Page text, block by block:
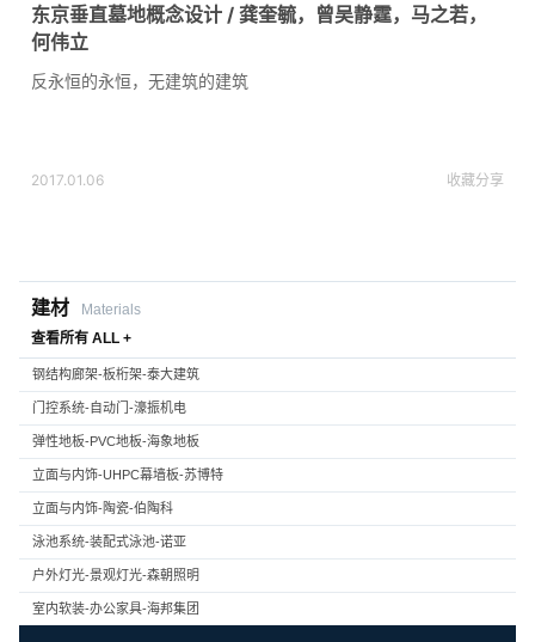
东京垂直墓地概念设计 / 龚奎毓，曾吴静霆，马之若，
何伟立
反永恒的永恒，无建筑的建筑
2017.01.06 收藏分享
建材
Materials
查看所有 ALL +
钢结构廊架-板桁架-泰大建筑
门控系统-自动门-濠振机电
弹性地板-PVC地板-海象地板
立面与内饰-UHPC幕墙板-苏博特
立面与内饰-陶瓷-伯陶科
泳池系统-装配式泳池-诺亚
户外灯光-景观灯光-森朝照明
室内软装-办公家具-海邦集团